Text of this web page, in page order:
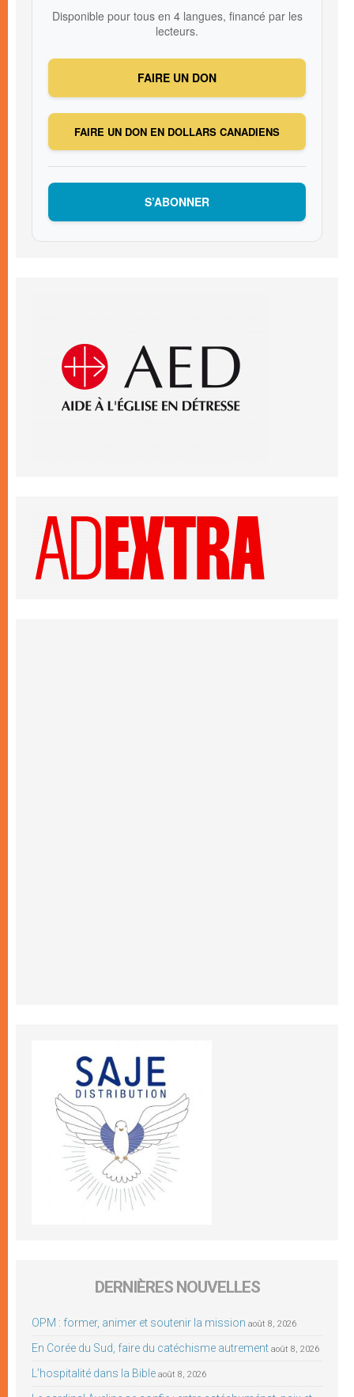
Disponible pour tous en 4 langues, financé par les
lecteurs.
FAIRE UN DON
FAIRE UN DON EN DOLLARS CANADIENS
S’ABONNER
DERNIÈRES NOUVELLES
OPM : former, animer et soutenir la mission août 8, 2026
En Corée du Sud, faire du catéchisme autrement août 8, 2026
L’hospitalité dans la Bible août 8, 2026